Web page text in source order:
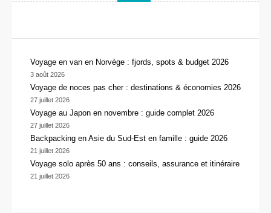
Voyage en van en Norvège : fjords, spots & budget 2026
3 août 2026
Voyage de noces pas cher : destinations & économies 2026
27 juillet 2026
Voyage au Japon en novembre : guide complet 2026
27 juillet 2026
Backpacking en Asie du Sud-Est en famille : guide 2026
21 juillet 2026
Voyage solo après 50 ans : conseils, assurance et itinéraire
21 juillet 2026